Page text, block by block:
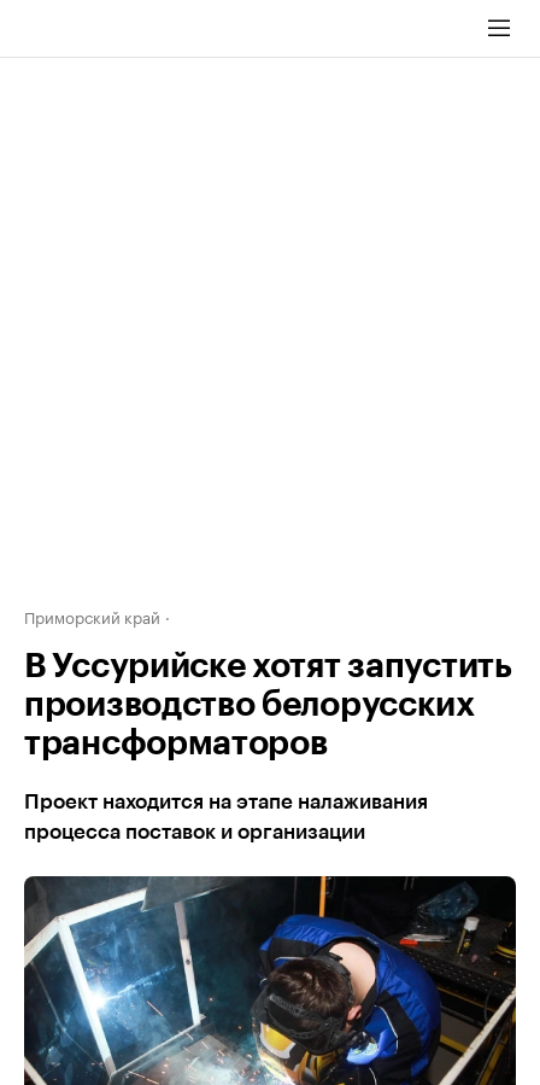
Приморский край
В Уссурийске хотят запустить
производство белорусских
трансформаторов
Проект находится на этапе налаживания
процесса поставок и организации